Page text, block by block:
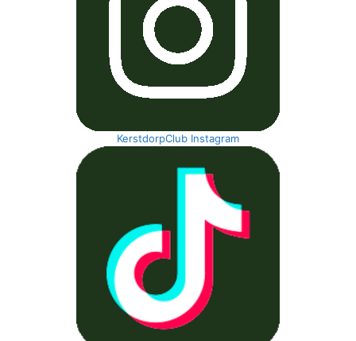
KerstdorpClub Instagram